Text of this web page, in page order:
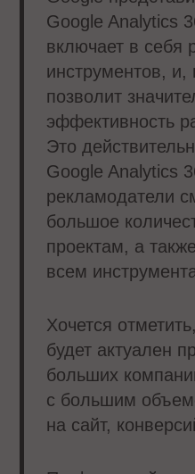
Google Analytics
включает в себя
инструментов,
позволит
эффективность
Это
Google Analytics
рекламодатели
большое
проектам, а
всем
Хочется
будет актуален
больших
с большим
на сайт,